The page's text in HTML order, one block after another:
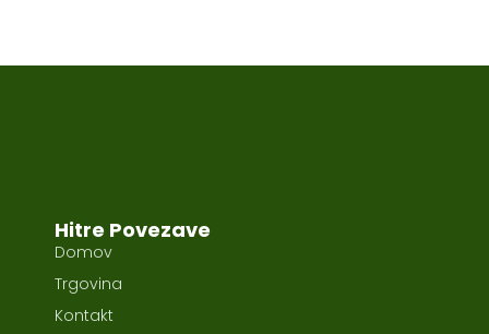
Hitre Povezave
Domov
Trgovina
Kontakt